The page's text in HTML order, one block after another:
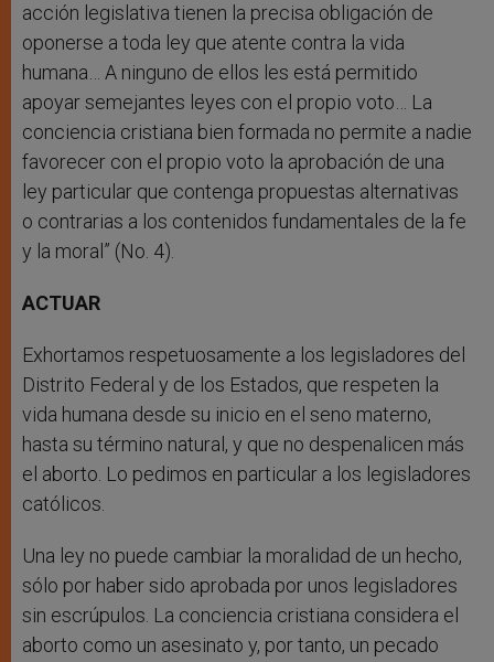
acción legislativa tienen la precisa obligación de
oponerse a toda ley que atente contra la vida
humana… A ninguno de ellos les está permitido
apoyar semejantes leyes con el propio voto… La
conciencia cristiana bien formada no permite a nadie
favorecer con el propio voto la aprobación de una
ley particular que contenga propuestas alternativas
o contrarias a los contenidos fundamentales de la fe
y la moral” (No. 4).
ACTUAR
Exhortamos respetuosamente a los legisladores del
Distrito Federal y de los Estados, que respeten la
vida humana desde su inicio en el seno materno,
hasta su término natural, y que no despenalicen más
el aborto. Lo pedimos en particular a los legisladores
católicos.
Una ley no puede cambiar la moralidad de un hecho,
sólo por haber sido aprobada por unos legisladores
sin escrúpulos. La conciencia cristiana considera el
aborto como un asesinato y, por tanto, un pecado